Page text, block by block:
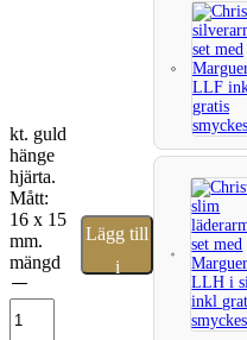
kt. guld
hänge
hjärta.
Mått:
16 x 15
mm.
mängd
Lägg till
i